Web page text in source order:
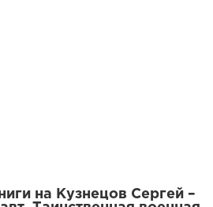
на Кузнецов Сергей –